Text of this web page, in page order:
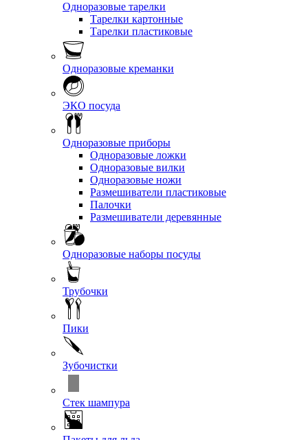
Одноразовые тарелки
Тарелки картонные
Тарелки пластиковые
Одноразовые креманки
ЭКО посуда
Одноразовые приборы
Одноразовые ложки
Одноразовые вилки
Одноразовые ножи
Размешиватели пластиковые
Палочки
Размешиватели деревянные
Одноразовые наборы посуды
Трубочки
Пики
Зубочистки
Стек шампура